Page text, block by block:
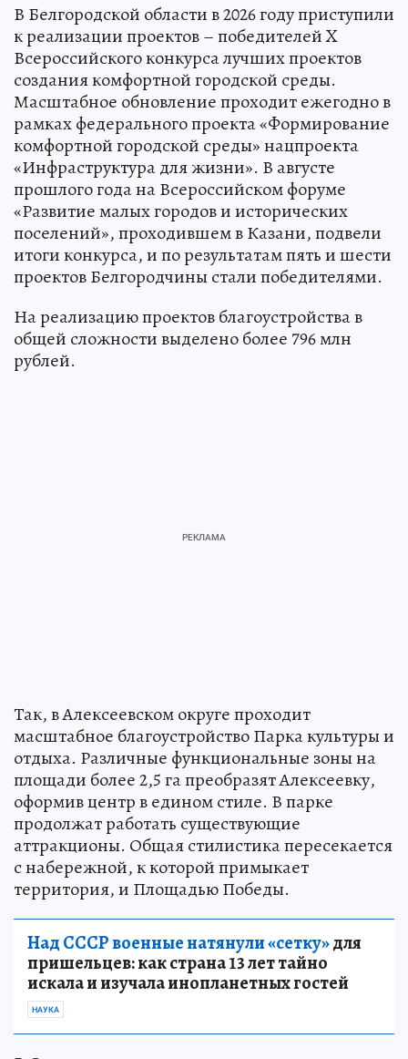
В Белгородской области в 2026 году приступили
к реализации проектов – победителей X
Всероссийского конкурса лучших проектов
создания комфортной городской среды.
Масштабное обновление проходит ежегодно в
рамках федерального проекта «Формирование
комфортной городской среды» нацпроекта
«Инфраструктура для жизни». В августе
прошлого года на Всероссийском форуме
«Развитие малых городов и исторических
поселений», проходившем в Казани, подвели
итоги конкурса, и по результатам пять и шести
проектов Белгородчины стали победителями.
На реализацию проектов благоустройства в
общей сложности выделено более 796 млн
рублей.
Так, в Алексеевском округе проходит
масштабное благоустройство Парка культуры и
отдыха. Различные функциональные зоны на
площади более 2,5 га преобразят Алексеевку,
оформив центр в едином стиле. В парке
продолжат работать существующие
аттракционы. Общая стилистика пересекается
с набережной, к которой примыкает
территория, и Площадью Победы.
Над СССР военные натянули «сетку»для
пришельцев: как страна 13 лет тайно
искала и изучала инопланетных гостей
НАУКА